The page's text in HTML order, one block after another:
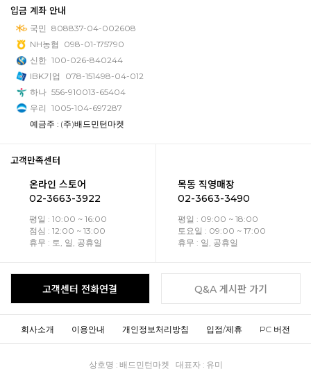
입금 계좌 안내
국민 808837-04-002608
NH농협
098-01-175790
신한 100-026-840244
IBK기업
078-151498-04-012
하나 556-910013-65404
우리 1005-104-697287
예금주 : (주)배드민턴마켓
고객만족센터
온라인 스토어
02-3663-3922
평일 : 10:00 ~ 16:00
점심 : 12:00 ~ 13:00
휴무 : 토, 일, 공휴일
목동 직영매장
02-3663-3490
평일 : 09:00 ~ 18:00
토요일 : 09:00 ~ 17:00
휴무 : 일, 공휴일
고객센터 전화연결 Q&A 게시판 가기
회사소개 이용안내 개인정보처리방침 입점/제휴 PC 버전
상호명 : 배드민턴마켓 대표자 : 유미